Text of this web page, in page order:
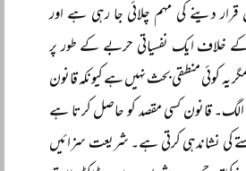
قرار دینے کی مہم چلائی جا رہی ہے اور
خلاف ایک نفسیاتی حربے کے طور پر
یہ کوئی منطقی بحث نہیں ہے کیونکہ قانون
قانون کسی مقصد کو حاصل کرتا ہے
کی نشاندہی کرتی ہے۔ شریعت سزائیں